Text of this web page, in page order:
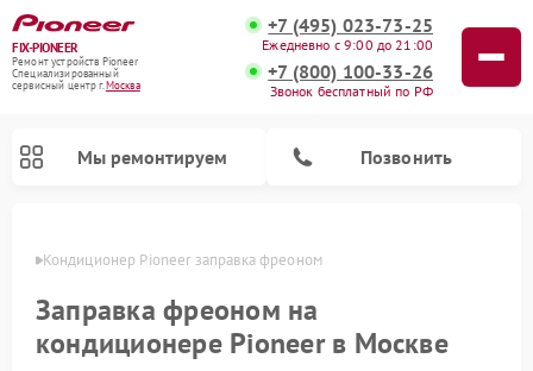
FIX-PIONEER
Ремонт устройств Pioneer
Специализированный
cервисный центр г.Москва
+7 (495) 023-73-25
Ежедневно с 9:00 до 21:00
+7 (800) 100-33-26
Звонок бесплатный по РФ
Мы ремонтируем Позвонить
Кондиционер Pioneer заправка фреоном
Заправка фреоном на
кондиционере Pioneer в Москве